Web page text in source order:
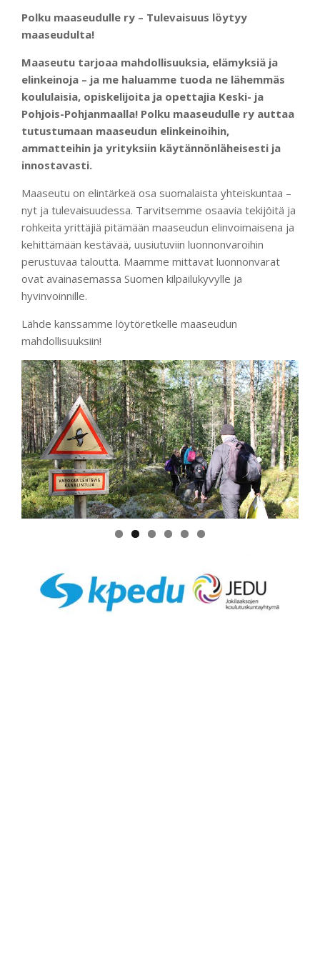
Polku maaseudulle ry – Tulevaisuus löytyy
maaseudulta!
Maaseutu tarjoaa mahdollisuuksia, elämyksiä ja
elinkeinoja – ja me haluamme tuoda ne lähemmäs
koululaisia, opiskelijoita ja opettajia Keski- ja
Pohjois-Pohjanmaalla! Polku maaseudulle ry auttaa
tutustumaan maaseudun elinkeinoihin,
ammatteihin ja yrityksiin käytännönläheisesti ja
innostavasti.
Maaseutu on elintärkeä osa suomalaista yhteiskuntaa –
nyt ja tulevaisuudessa. Tarvitsemme osaavia tekijöitä ja
rohkeita yrittäjiä pitämään maaseudun elinvoimaisena ja
kehittämään kestävää, uusiutuviin luonnonvaroihin
perustuvaa taloutta. Maamme mittavat luonnonvarat
ovat avainasemassa Suomen kilpailukyvylle ja
hyvinvoinnille.
Lähde kanssamme löytöretkelle maaseudun
mahdollisuuksiin!